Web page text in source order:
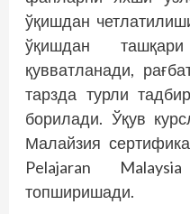
ўқишдан
ўқишдан
қувватланади,
тарзда турли
борилади. Ўқув
Малайзия
Pelajaran
топширишади.